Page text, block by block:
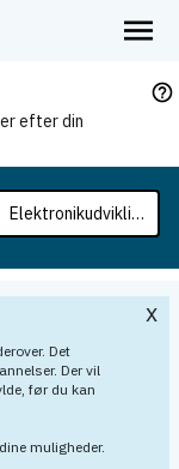
efter din
help_outline
Det
Der vil
før du kan
muligheder.
x